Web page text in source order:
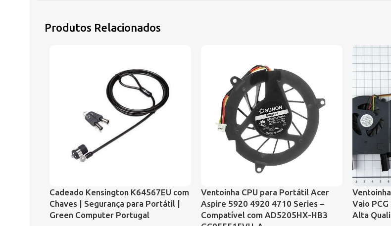
Produtos Relacionados
Cadeado Kensington K64567EU com
Chaves | Segurança para Portátil |
Green Computer Portugal
Ventoinha CPU para Portátil Acer
Aspire 5920 4920 4710 Series –
Compatível com AD5205HX-HB3
Vaio
Alta